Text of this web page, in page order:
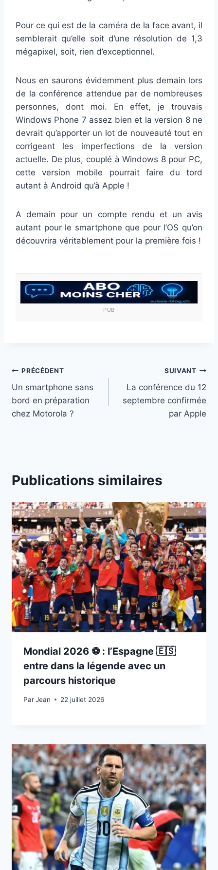
Pour ce qui est de la caméra de la face avant, il
semblerait qu’elle soit d’une résolution de 1,3
mégapixel, soit, rien d’exceptionnel.
Nous en saurons évidemment plus demain lors
de la conférence attendue par de nombreuses
personnes, dont moi. En effet, je trouvais
Windows Phone 7 assez bien et la version 8 ne
devrait qu’apporter un lot de nouveauté tout en
corrigeant les imperfections de la version
actuelle. De plus, couplé à Windows 8 pour PC,
cette version mobile pourrait faire du tord
autant à Android qu’à Apple !
A demain pour un compte rendu et un avis
autant pour le smartphone que pour l’OS qu’on
découvrira véritablement pour la première fois !
PUB
Navigation
de
l’article
PRÉCÉDENT
Un smartphone sans
bord en préparation
chez Motorola ?
SUIVANT
La conférence du 12
septembre confirmée
par Apple
Publications similaires
Mondial 2026 ⚽️ : l’Espagne 🇪🇸
entre dans la légende avec un
parcours historique
ParJean
22 juillet 202622 juillet 2026